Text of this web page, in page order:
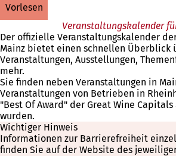
vorlesen
Veranstaltungskalender
Der offizielle Veranstaltungskalender
Mainz bietet einen schnellen Überblick
Veranstaltungen, Ausstellungen,
mehr.
Sie finden neben Veranstaltungen in
Veranstaltungen von Betrieben in
"Best Of Award" der Great Wine
wurden.
Wichtiger Hinweis
Informationen zur Barrierefreiheit
finden Sie auf der Website des